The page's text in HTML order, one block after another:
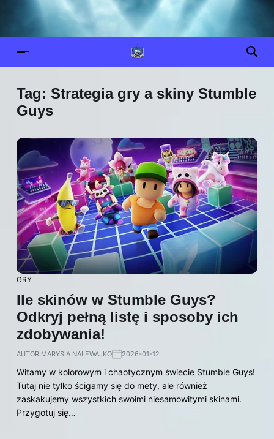
Tag: Strategia gry a skiny Stumble
Guys
GRY
Ile skinów w Stumble Guys?
Odkryj pełną listę i sposoby ich
zdobywania!
AUTOR:MARYSIA NALEWAJKO 2026-01-12
Witamy w kolorowym i chaotycznym świecie Stumble Guys!
Tutaj nie tylko ścigamy się do mety, ale również
zaskakujemy wszystkich swoimi niesamowitymi skinami.
Przygotuj się…